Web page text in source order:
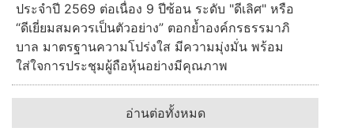
ประจำปี 2569 ต่อเนื่อง 9 ปีซ้อน ระดับ "ดีเลิศ" หรือ
“ดีเยี่ยมสมควรเป็นตัวอย่าง” ตอกย้ำองค์กรธรรมาภิ
บาล มาตรฐานความโปร่งใส มีความมุ่งมั่น พร้อม
ใส่ใจการประชุมผู้ถือหุ้นอย่างมีคุณภาพ
อ่านต่อทั้งหมด